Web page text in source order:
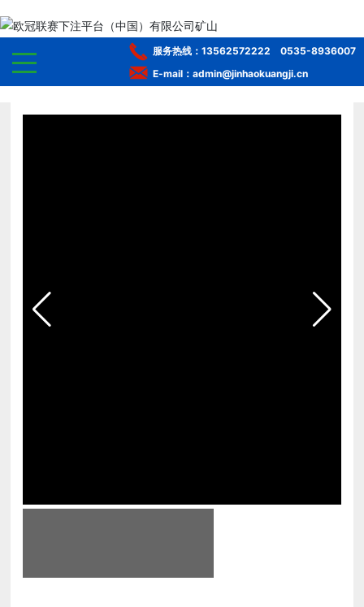
服务体系
服务热线： 13562572222
0535-8936007
E-mail：admin@jinhaokuangji.cn